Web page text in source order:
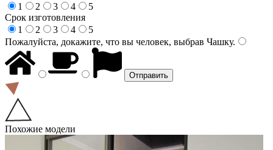
1
2 3 4
5
Срок изготовления
1
2 3 4
5
Пожалуйста, докажите, что вы человек, выбрав Чашку.
Похожие модели